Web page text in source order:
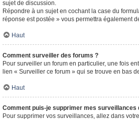
sujet de discussion.
Répondre à un sujet en cochant la case du
réponse est postée » vous permettra également
Haut
Comment surveiller des forums ?
Pour surveiller un forum en particulier, une fois
lien « Surveiller ce forum » qui se trouve en bas
Haut
Comment puis-je supprimer mes surveillances
Pour supprimer vos surveillances, allez dans